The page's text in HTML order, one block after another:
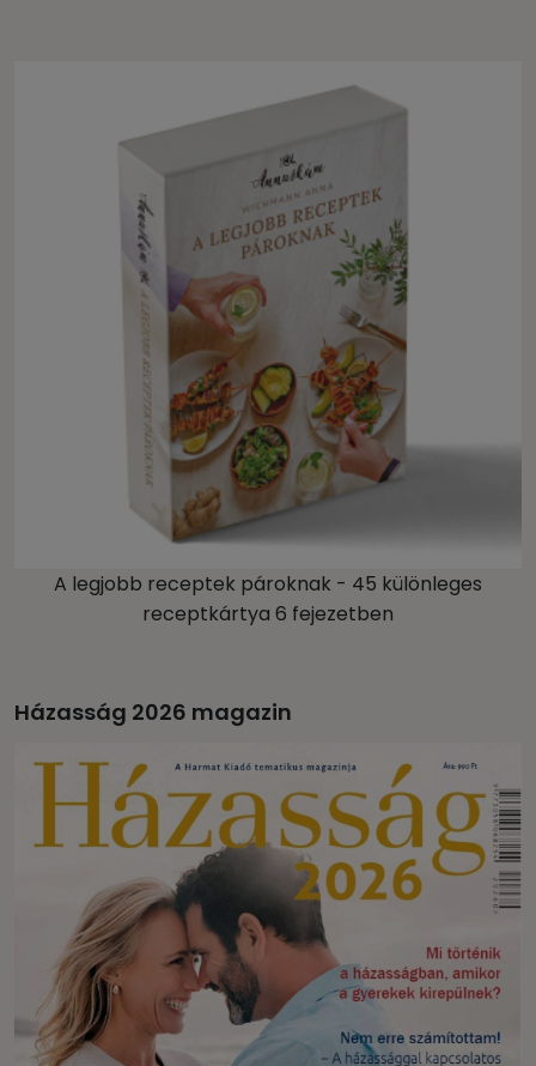
A legjobb receptek pároknak - 45 különleges
receptkártya 6 fejezetben
Házasság 2026 magazin